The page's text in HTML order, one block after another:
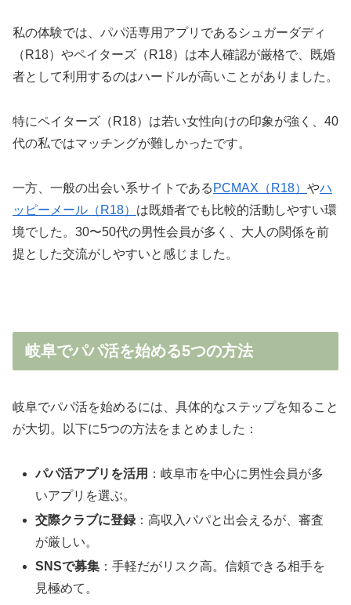
私の体験では、パパ活専用アプリであるシュガーダディ
（R18）やペイターズ（R18）は本人確認が厳格で、既婚
者として利用するのはハードルが高いことがありました。
特にペイターズ（R18）は若い女性向けの印象が強く、40
代の私ではマッチングが難しかったです。
一方、一般の出会い系サイトである PCMAX（R18） やハ
ッピーメール（R18） は既婚者でも比較的活動しやすい環
境でした。30〜50代の男性会員が多く、大人の関係を前
提とした交流がしやすいと感じました。
岐阜でパパ活を始める5つの方法
岐阜でパパ活を始めるには、具体的なステップを知ること
が大切。以下に5つの方法をまとめました：
パパ活アプリを活用 ：岐阜市を中心に男性会員が多
いアプリを選ぶ。
交際クラブに登録 ：高収入パパと出会えるが、審査
が厳しい。
SNSで募集 ：手軽だがリスク高。信頼できる相手を
見極めて。